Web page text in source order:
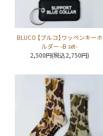
BLUCO 【ブルコ】ワッペンキーホ
ルダー -B set-
2,500円(税込2,750円)